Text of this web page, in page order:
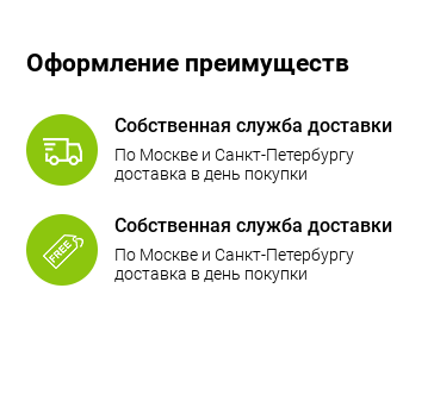
Оформление преимуществ
Собственная служба доставки
По Москве и Санкт-Петербургу
доставка в день покупки
Собственная служба доставки
По Москве и Санкт-Петербургу
доставка в день покупки